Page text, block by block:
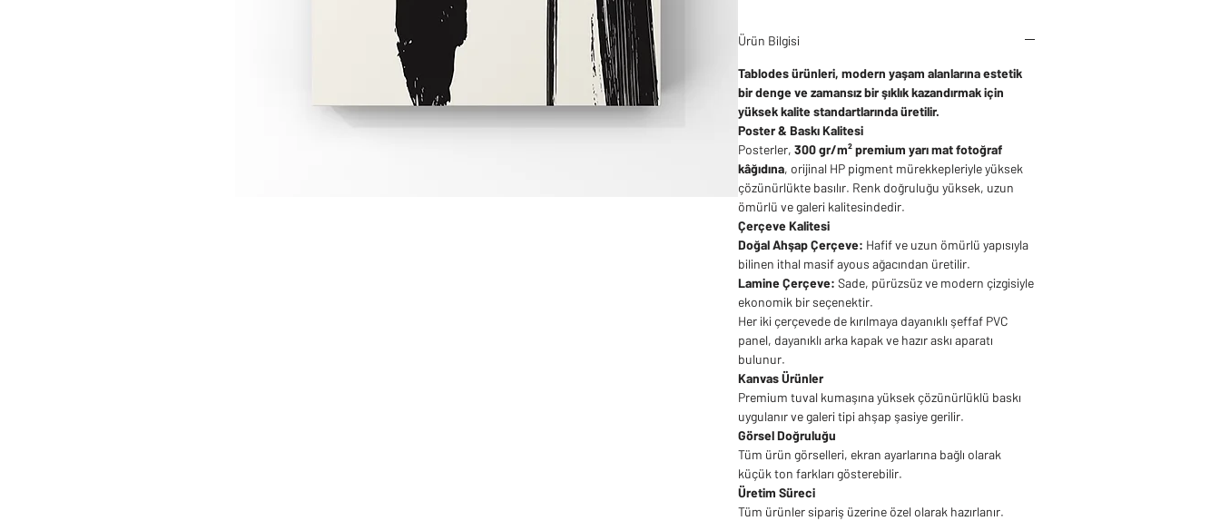
Ürün Bilgisi
Tablodes ürünleri, modern yaşam alanlarına estetik
bir denge ve zamansız bir şıklık kazandırmak için
yüksek kalite standartlarında üretilir.
Poster & Baskı Kalitesi
Posterler, 300 gr/m² premium yarı mat fotoğraf
kâğıdına, orijinal HP pigment mürekkepleriyle yüksek
çözünürlükte basılır. Renk doğruluğu yüksek, uzun
ömürlü ve galeri kalitesindedir.
Çerçeve Kalitesi
Doğal Ahşap Çerçeve: Hafif ve uzun ömürlü yapısıyla
bilinen ithal masif ayous ağacından üretilir.
Lamine Çerçeve: Sade, pürüzsüz ve modern çizgisiyle
ekonomik bir seçenektir.
Her iki çerçevede de kırılmaya dayanıklı şeffaf PVC
panel, dayanıklı arka kapak ve hazır askı aparatı
bulunur.
Kanvas Ürünler
Premium tuval kumaşına yüksek çözünürlüklü baskı
uygulanır ve galeri tipi ahşap şasiye gerilir.
Görsel Doğruluğu
Tüm ürün görselleri, ekran ayarlarına bağlı olarak
küçük ton farkları gösterebilir.
Üretim Süreci
Tüm ürünler sipariş üzerine özel olarak hazırlanır.